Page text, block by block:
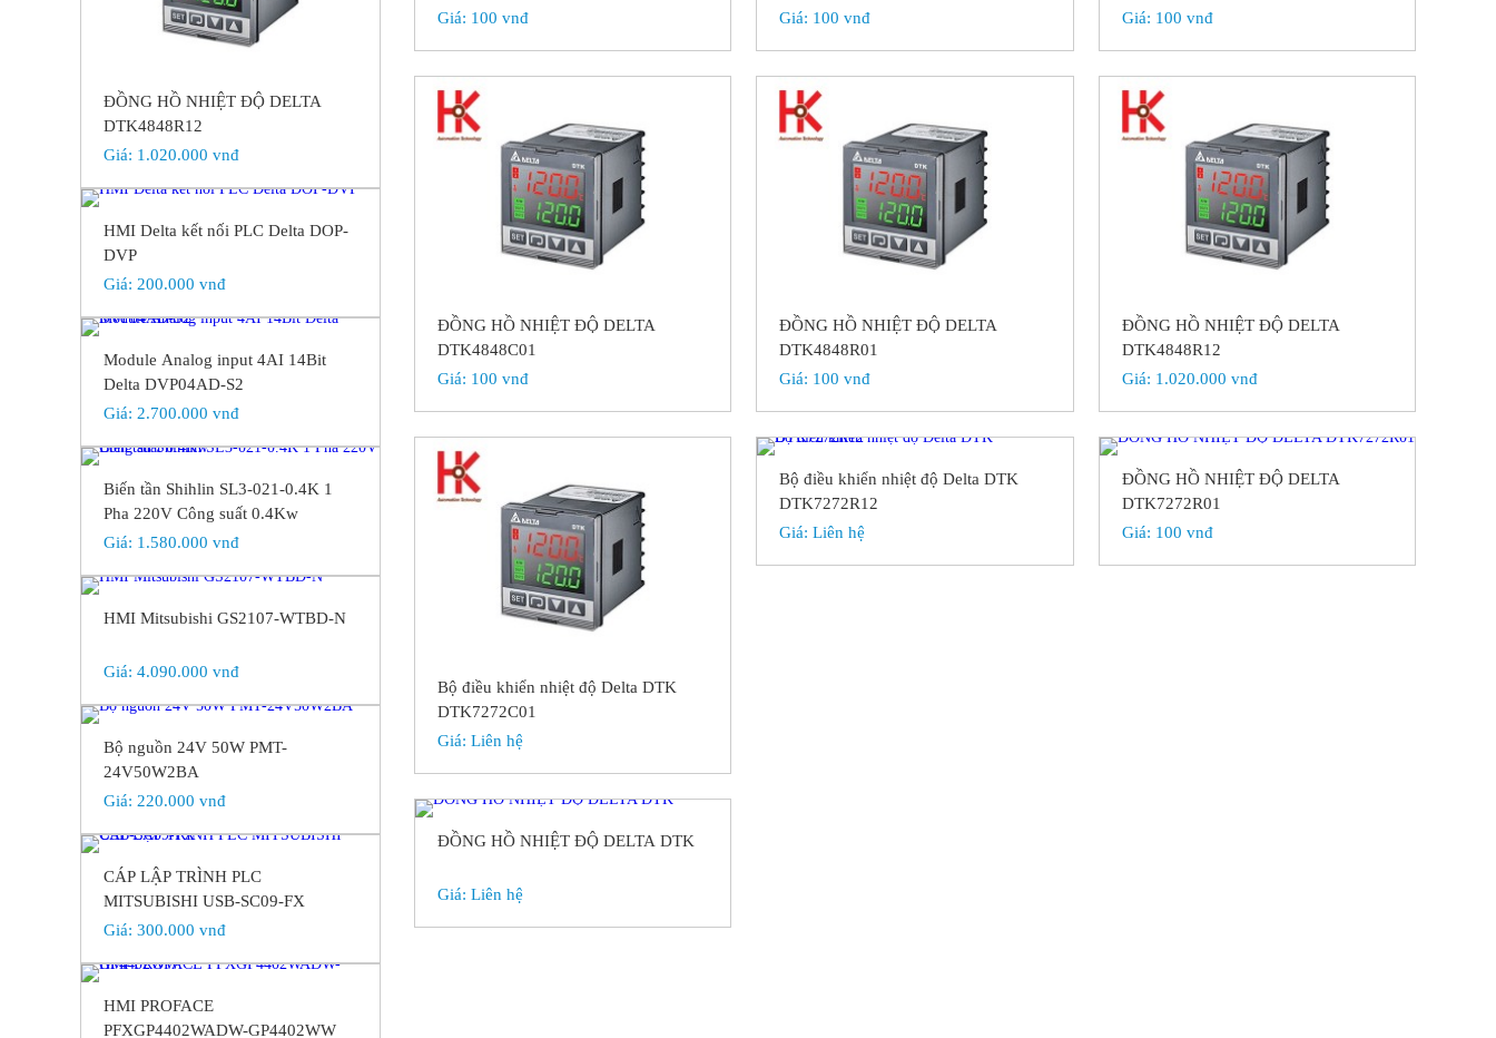
Giá: 100 vnđ
Giá: 100 vnđ
Giá: 100 vnđ
ĐỒNG HỒ NHIỆT ĐỘ DELTA
DTK4848C01
Giá: 100 vnđ
ĐỒNG HỒ NHIỆT ĐỘ DELTA
DTK4848R01
Giá: 100 vnđ
ĐỒNG HỒ NHIỆT ĐỘ DELTA
DTK4848R12
Giá: 1.020.000 vnđ
Bộ điều khiển nhiệt độ Delta DTK
DTK7272C01
Giá: Liên hệ
Bộ điều khiển nhiệt độ Delta DTK
DTK7272R12
Giá:Liên hệ
ĐỒNG HỒ NHIỆT ĐỘ DELTA
DTK7272R01
Giá: 100 vnđ
ĐỒNG HỒ NHIỆT ĐỘ DELTA DTK
Giá: Liên hệ
ĐỒNG HỒ NHIỆT ĐỘ DELTA
DTK4848R12
Giá: 1.020.000 vnđ
HMI Delta kết nối PLC Delta DOP-
DVP
Giá: 200.000 vnđ
Module Analog input 4AI 14Bit
Delta DVP04AD-S2
Giá: 2.700.000 vnđ
Biến tần Shihlin SL3-021-0.4K 1
Pha 220V Công suất 0.4Kw
Giá: 1.580.000 vnđ
HMI Mitsubishi GS2107-WTBD-N
Giá: 4.090.000 vnđ
Bộ nguồn 24V 50W PMT-
24V50W2BA
Giá: 220.000 vnđ
CÁP LẬP TRÌNH PLC
MITSUBISHI USB-SC09-FX
Giá: 300.000 vnđ
HMI PROFACE
PFXGP4402WADW-GP4402WW